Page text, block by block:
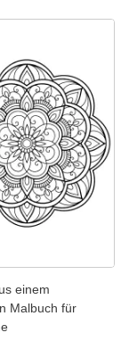
einem
Malbuch für